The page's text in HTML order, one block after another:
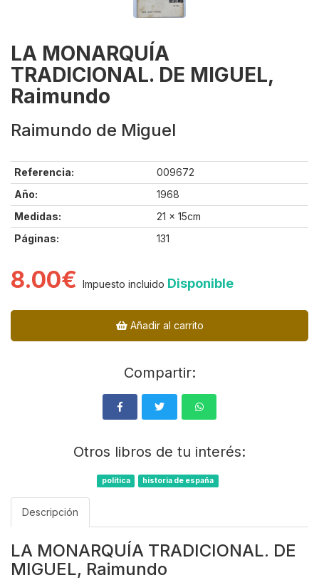
LA MONARQUÍA
TRADICIONAL. DE MIGUEL,
Raimundo
Raimundo de Miguel
Referencia:
009672
Año:
1968
Medidas:
21 x 15cm
Páginas:
131
8.00€ Impuesto incluido Disponible
Añadir al carrito
Compartir:
Otros libros de tu interés:
política historia de españa
Descripción
LA MONARQUÍA TRADICIONAL. DE
MIGUEL, Raimundo